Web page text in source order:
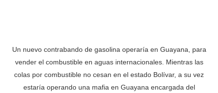
Un nuevo contrabando de gasolina operaría en Guayana, para
vender el combustible en aguas internacionales. Mientras las
colas por combustible no cesan en el estado Bolívar, a su vez
estaría operando una mafia en Guayana encargada del